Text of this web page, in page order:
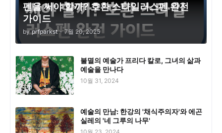
펜을 써야 할까? 호환 스타일러스펜 완전
가이드
by prfparkst - 7월 20, 2025
불멸의 예술가 프리다 칼로, 그녀의 삶과
예술을 만나다
10월 31, 2024
예술의 만남: 한강의 '채식주의자'와 에곤
실레의 '네 그루의 나무'